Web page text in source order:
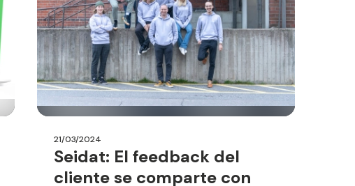
21/03/2024
Seidat: El feedback del
cliente se comparte con